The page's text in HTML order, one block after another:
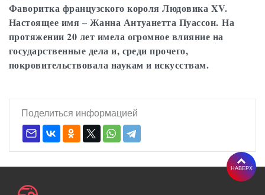
Фаворитка французского короля Людовика XV.
Настоящее имя – Жанна Антуанетта Пуассон. На
протяжении 20 лет имела огромное влияние на
государственные дела и, среди прочего,
покровительствовала наукам и искусствам.
Поделиться информацией
НАВЕРХ